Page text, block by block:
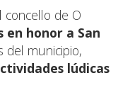
concello de O
honor a San
del municipio,
lúdicas